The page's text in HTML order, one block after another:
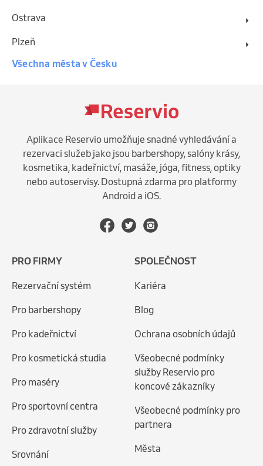
Ostrava
Plzeň
Všechna města v Česku
Aplikace Reservio umožňuje snadné vyhledávání a
rezervaci služeb jako jsou barbershopy, salóny krásy,
kosmetika, kadeřnictví, masáže, jóga, fitness, optiky
nebo autoservisy. Dostupná zdarma pro platformy
Android a iOS.
PRO FIRMY
Rezervační systém
Pro barbershopy
Pro kadeřnictví
Pro kosmetická studia
Pro maséry
Pro sportovní centra
Pro zdravotní služby
Srovnání
SPOLEČNOST
Kariéra
Blog
Ochrana osobních údajů
Všeobecné podmínky
služby Reservio pro
koncové zákazníky
Všeobecné podmínky pro
partnera
Města